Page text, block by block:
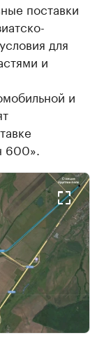
поставки
для
и
и
600».